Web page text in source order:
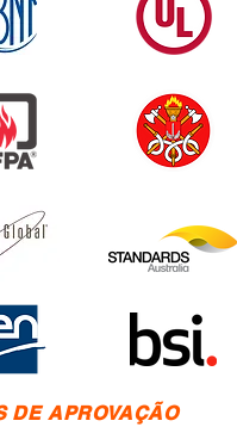
DE APROVAÇÃO